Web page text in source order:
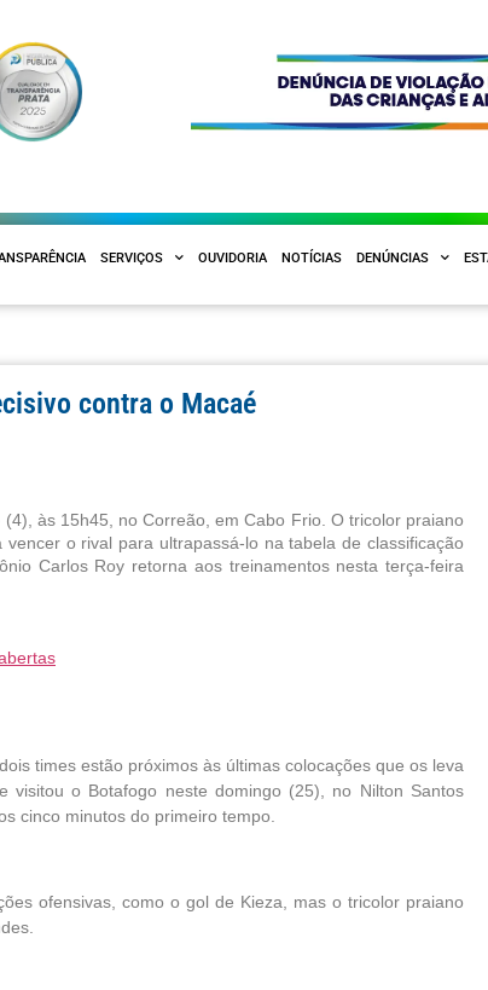
SERVIÇOS OUVIDORIA NOTÍCIAS DENÚNCIAS
contra o Macaé
às 15h45, no Correão, em Cabo Frio. O tricolor praiano
o rival para ultrapassá-lo na tabela de classificação
Carlos Roy retorna aos treinamentos nesta terça-feira
times estão próximos às últimas colocações que os leva
o Botafogo neste domingo (25), no Nilton Santos
cinco minutos do primeiro tempo.
ofensivas, como o gol de Kieza, mas o tricolor praiano